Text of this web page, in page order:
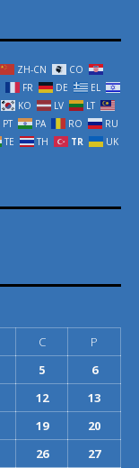
ZH-CN
CO
FR DE
EL
KO LV
LT
PT PA RO
RU
TE TH TR
UK
C
P
5
6
12
13
19
20
26 27